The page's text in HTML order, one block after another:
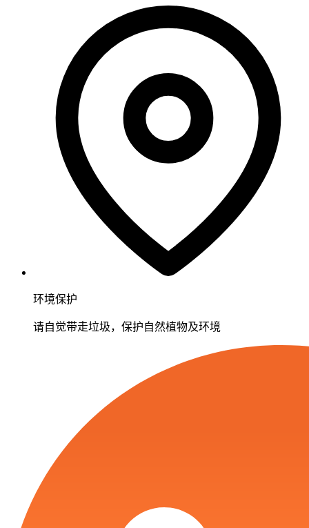
环境保护
请自觉带走垃圾，保护自然植物及环境